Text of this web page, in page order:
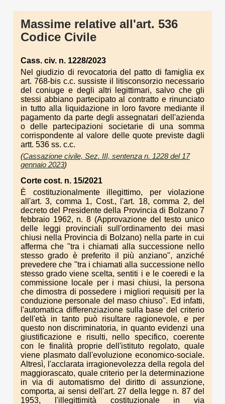
Massime relative all'art. 536
Codice Civile
Cass. civ. n. 1228/2023
Nel giudizio di revocatoria del patto di famiglia ex
art. 768-bis c.c. sussiste il litisconsorzio necessario
del coniuge e degli altri legittimari, salvo che gli
stessi abbiano partecipato al contratto e rinunciato
in tutto alla liquidazione in loro favore mediante il
pagamento da parte degli assegnatari dell'azienda
o delle partecipazioni societarie di una somma
corrispondente al valore delle quote previste dagli
artt. 536 ss. c.c.
(Cassazione civile, Sez. III, sentenza n. 1228 del 17
gennaio 2023)
Corte cost. n. 15/2021
È costituzionalmente illegittimo, per violazione
all'art. 3, comma 1, Cost., l'art. 18, comma 2, del
decreto del Presidente della Provincia di Bolzano 7
febbraio 1962, n. 8 (Approvazione del testo unico
delle leggi provinciali sull'ordinamento dei masi
chiusi nella Provincia di Bolzano) nella parte in cui
afferma che "tra i chiamati alla successione nello
stesso grado è preferito il più anziano", anziché
prevedere che "tra i chiamati alla successione nello
stesso grado viene scelta, sentiti i e le coeredi e la
commissione locale per i masi chiusi, la persona
che dimostra di possedere i migliori requisiti per la
conduzione personale del maso chiuso". Ed infatti,
l'automatica differenziazione sulla base del criterio
dell'età in tanto può risultare ragionevole, e per
questo non discriminatoria, in quanto evidenzi una
giustificazione e risulti, nello specifico, coerente
con le finalità proprie dell'istituto regolato, quale
viene plasmato dall'evoluzione economico-sociale.
Altresì, l'acclarata irragionevolezza della regola del
maggiorascato, quale criterio per la determinazione
in via di automatismo del diritto di assunzione,
comporta, ai sensi dell'art. 27 della legge n. 87 del
1953, l'illegittimità costituzionale in via